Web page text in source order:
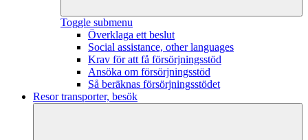
Toggle submenu
Överklaga ett beslut
Social assistance, other languages
Krav för att få försörjningsstöd
Ansöka om försörjningsstöd
Så beräknas försörjningsstödet
Resor transporter, besök